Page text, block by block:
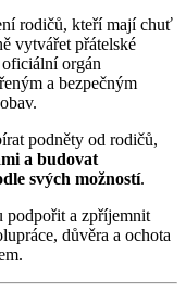
rodičů, kteří mají chuť
vytvářet přátelské
orgán
a bezpečným
podněty od rodičů,
a budovat
svých možností.
podpořit a zpříjemnit
důvěra a ochota